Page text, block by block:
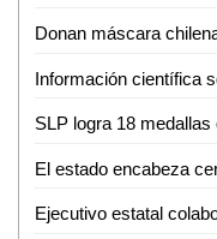
Donan máscara
SLP logra 18